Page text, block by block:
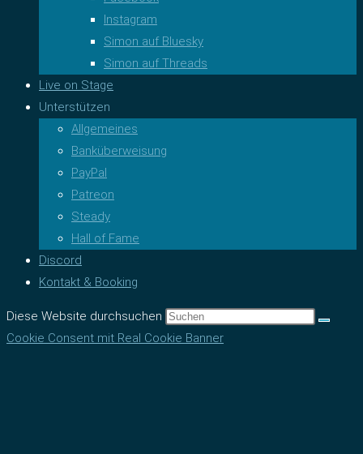
Instagram
Simon auf Bluesky
Simon auf Threads
Live on Stage
Unterstützen
Allgemeines
Banküberweisung
PayPal
Patreon
Steady
Hall of Fame
Discord
Kontakt & Booking
Diese Website durchsuchen
Cookie Consent mit Real Cookie Banner